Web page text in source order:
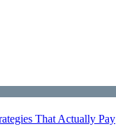
That Actually Pay